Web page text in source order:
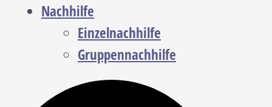
Nachhilfe
Einzelnachhilfe
Gruppennachhilfe